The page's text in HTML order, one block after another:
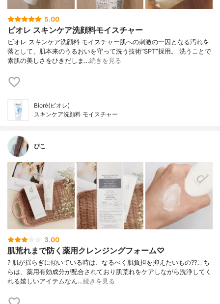
5.00
ビオレ スキンケア洗顔料モイスチャー
ビオレ スキンケア洗顔料 モイスチャー肌への刺激の一因となる汚れを
落として、肌本来のうるおいを守って洗う技術“SPT”採用。 洗うことで
素肌の美しさをひきだしま…続きを見る
Bioré(ビオレ)
スキンケア洗顔料 モイスチャー
ぴこ
3.00
肌荒れまで防く薬用クレンジングフォーム♡
? 肌が揺らぎに傾いている時は、なるべく肌負担を抑えたいもの?? こち
らは、薬用有効成分が配合されており肌荒れをケアしながら洗浄してく
れる嬉しいアイテムなん…続きを見る